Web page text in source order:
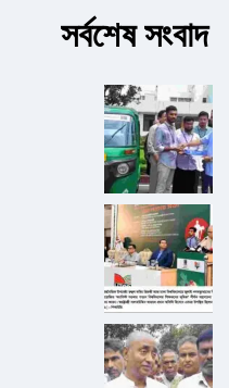
সর্বশেষ সংবাদ